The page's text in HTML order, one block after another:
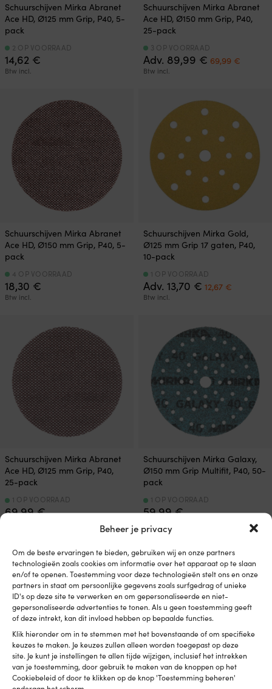
Beheer je privacy
Om de beste ervaringen te bieden, gebruiken wij en onze partners
technologieën zoals cookies om informatie over het apparaat op te slaan
en/of te openen. Toestemming voor deze technologieën stelt ons en onze
partners in staat om persoonlijke gegevens zoals surfgedrag of unieke
ID's op deze site te verwerken en om gepersonaliseerde en niet-
gepersonaliseerde advertenties te tonen. Als u geen toestemming geeft
of deze intrekt, kan dit invloed hebben op bepaalde functies.
Klik hieronder om in te stemmen met het bovenstaande of om specifieke
keuzes te maken. Je keuzes zullen alleen worden toegepast op deze
site. Je kunt je instellingen te allen tijde wijzigen, inclusief het intrekken
van je toestemming, door gebruik te maken van de knoppen op het
Cookiebeleid of door te klikken op de knop 'Toestemming beheren'
Schuurschijven Mirka Abranet
Ace HD, Ø125 mm Grip, P40, 5-
pack
14,62 €
Btw incl.
2 OP VOORRAAD
Schuurschijven Mirka Abranet
Ace HD, Ø150 mm Grip, P40,
25-pack
Adv. 89,99 €
prijs
69,99 €
Btw incl.
3 OP VOORRAAD
Schuurschijven Mirka Abranet
Ace HD, Ø150 mm Grip, P40, 5-
pack
18,30 €
Btw incl.
4 OP VOORRAAD
Schuurschijven Mirka Gold,
Ø125 mm Grip 17 gaten, P40,
10-pack
Adv. 13,70 €
prijs
12,67 €Huidige
Btw incl.
1 OP VOORRAAD
Schuurschijven Mirka Abranet
Ace HD, Ø125 mm Grip, P40,
25-pack
69,99€
1 OP VOORRAAD
Schuurschijven Mirka Galaxy,
Ø150 mm Grip Multifit, P40, 50-
pack
59,99€
1 OP VOORRAAD
Schuurschijven Mirka Abranet Schuurschijven Mirka Abranet